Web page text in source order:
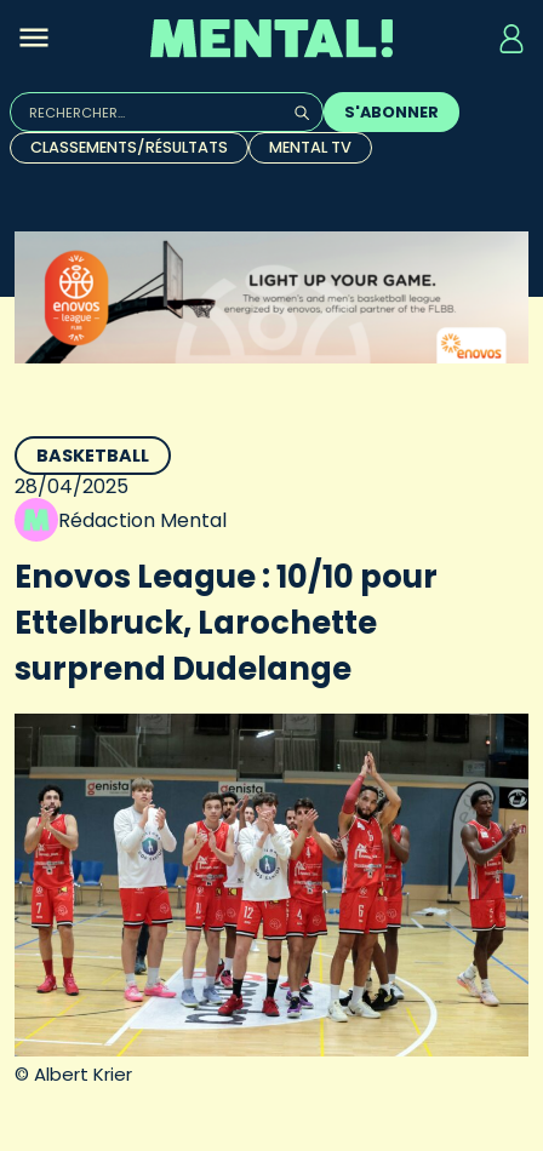
Rechercher :
Quand les résultats de l'auto-complétion sont
S'ABONNER
CLASSEMENTS/RÉSULTATS
MENTAL TV
© Albert Krier
BASKETBALL
28/04/2025
Rédaction Mental
Enovos League : 10/10 pour
Ettelbruck, Larochette
surprend Dudelange